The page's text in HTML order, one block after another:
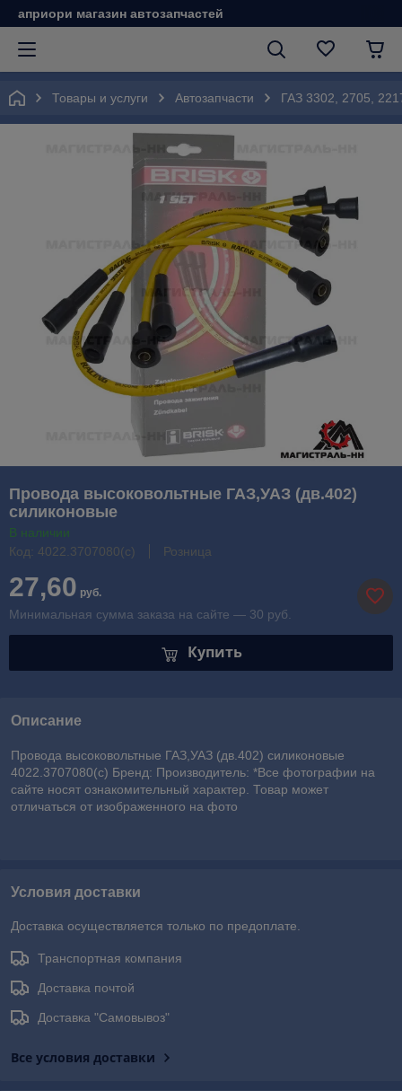
априори магазин автозапчастей
Товары и услуги Автозапчасти ГАЗ 3302, 2705,
Провода высоковольтные ГАЗ,УАЗ (дв.402)
силиконовые
В наличии
Код: 4022.3707080(с)
Розница
27,60 руб.
Минимальная сумма заказа на сайте — 30 руб.
Купить
Описание
Провода высоковольтные ГАЗ,УАЗ (дв.402) силиконовые
4022.3707080(с) Бренд: Производитель: *Все фотографии на
сайте носят ознакомительный характер. Товар может
отличаться от изображенного на фото
Условия доставки
Доставка осуществляется только по предоплате.
Транспортная компания
Доставка почтой
Доставка "Самовывоз"
Все условия доставки